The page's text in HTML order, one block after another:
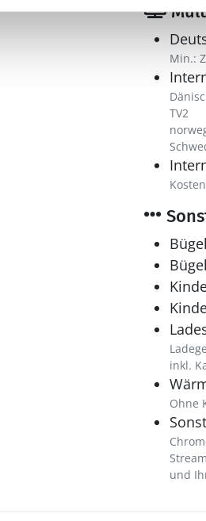
Min.:
TV2
inkl.
Ohne
und